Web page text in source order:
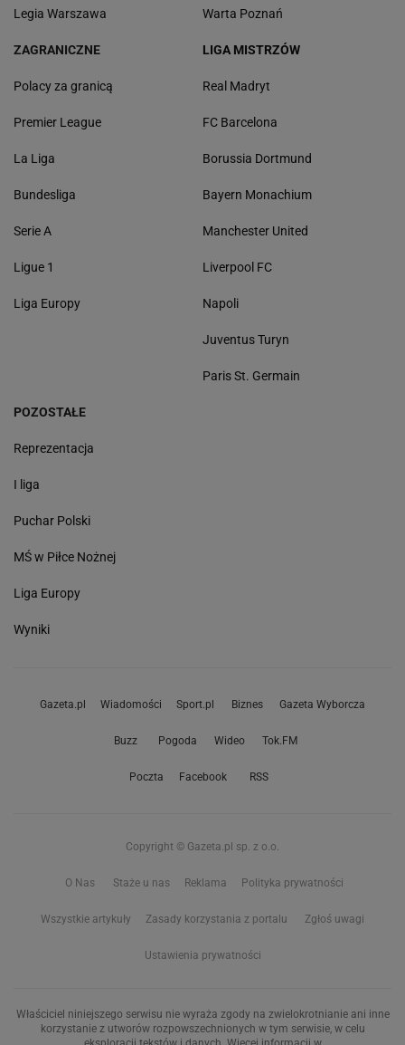
Legia Warszawa Warta Poznań
ZAGRANICZNE
Polacy za granicą
Premier League
La Liga
Bundesliga
Serie A
Ligue 1
Liga Europy
LIGA MISTRZÓW
Real Madryt
FC Barcelona
Borussia Dortmund
Bayern Monachium
Manchester United
Liverpool FC
Napoli
Juventus Turyn
Paris St. Germain
POZOSTAŁE
Reprezentacja
I liga
Puchar Polski
MŚ w Piłce Nożnej
Liga Europy
Wyniki
Gazeta.pl Wiadomości Sport.pl Biznes Gazeta Wyborcza
Buzz Pogoda Wideo Tok.FM
Poczta Facebook RSS
Copyright © Gazeta.pl sp. z o.o.
O Nas Staże u nas Reklama Polityka prywatności
Wszystkie artykuły Zasady korzystania z portalu Zgłoś uwagi
Ustawienia prywatności
Właściciel niniejszego serwisu nie wyraża zgody na zwielokrotnianie ani inne
korzystanie z utworów rozpowszechnionych w tym serwisie, w celu